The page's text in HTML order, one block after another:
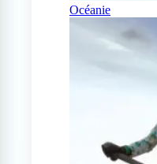
Océanie